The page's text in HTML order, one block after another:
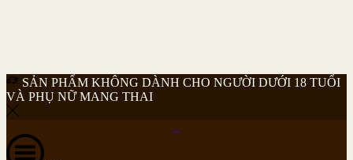
SẢN PHẨM KHÔNG DÀNH CHO NGƯỜI DƯỚI 18 TUỔI
VÀ PHỤ NỮ MANG THAI